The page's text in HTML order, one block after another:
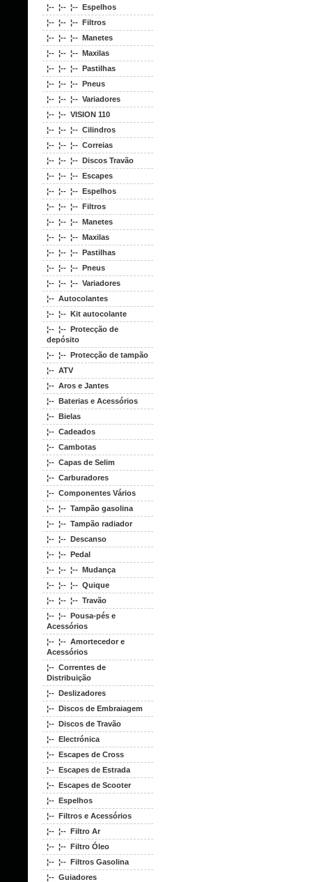
¦-- ¦-- ¦-- Espelhos
¦-- ¦-- ¦-- Filtros
¦-- ¦-- ¦-- Manetes
¦-- ¦-- ¦-- Maxilas
¦-- ¦-- ¦-- Pastilhas
¦-- ¦-- ¦-- Pneus
¦-- ¦-- ¦-- Variadores
¦-- ¦-- VISION 110
¦-- ¦-- ¦-- Cilindros
¦-- ¦-- ¦-- Correias
¦-- ¦-- ¦-- Discos Travão
¦-- ¦-- ¦-- Escapes
¦-- ¦-- ¦-- Espelhos
¦-- ¦-- ¦-- Filtros
¦-- ¦-- ¦-- Manetes
¦-- ¦-- ¦-- Maxilas
¦-- ¦-- ¦-- Pastilhas
¦-- ¦-- ¦-- Pneus
¦-- ¦-- ¦-- Variadores
¦-- Autocolantes
¦-- ¦-- Kit autocolante
¦-- ¦-- Protecção de
depósito
¦-- ¦-- Protecção de tampão
¦-- ATV
¦-- Aros e Jantes
¦-- Baterias e Acessórios
¦-- Bielas
¦-- Cadeados
¦-- Cambotas
¦-- Capas de Selim
¦-- Carburadores
¦-- Componentes Vários
¦-- ¦-- Tampão gasolina
¦-- ¦-- Tampão radiador
¦-- ¦-- Descanso
¦-- ¦-- Pedal
¦-- ¦-- ¦-- Mudança
¦-- ¦-- ¦-- Quique
¦-- ¦-- ¦-- Travão
¦-- ¦-- Pousa-pés e
Acessórios
¦-- ¦-- Amortecedor e
Acessórios
¦-- Correntes de
Distribuição
¦-- Deslizadores
¦-- Discos de Embraiagem
¦-- Discos de Travão
¦-- Electrónica
¦-- Escapes de Cross
¦-- Escapes de Estrada
¦-- Escapes de Scooter
¦-- Espelhos
¦-- Filtros e Acessórios
¦-- ¦-- Filtro Ar
¦-- ¦-- Filtro Óleo
¦-- ¦-- Filtros Gasolina
¦-- Guiadores